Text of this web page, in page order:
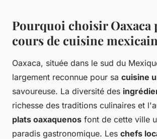
Pourquoi choisir Oaxaca
cours de cuisine
Oaxaca, située dans le sud du
largement reconnue pour sa cuisine
savoureuse. La diversité des
richesse des traditions culinaires et
plats oaxaquenos font de cette ville
paradis gastronomique. Les chefs